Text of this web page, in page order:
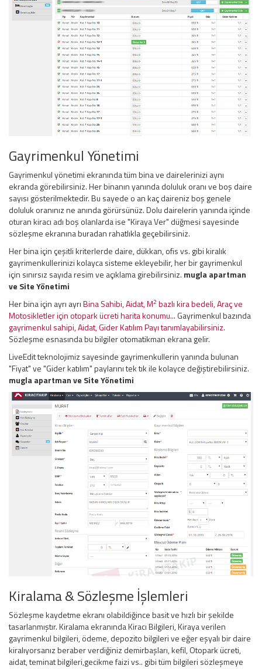
Gayrimenkul Yönetimi
Gayrimenkul yönetimi ekranında tüm bina ve dairelerinizi aynı
ekranda görebilirsiniz. Her binanın yanında doluluk oranı ve boş daire
sayısı gösterilmektedir. Bu sayede o an kaç daireniz boş genele
doluluk oranınız ne anında görürsünüz. Dolu dairelerin yanında içinde
oturan kiracı adı boş olanlarda ise "Kiraya Ver" düğmesi sayesinde
sözleşme ekranına buradan rahatlıkla geçebilirsiniz.
Her bina için çeşitli kriterlerde daire, dükkan, ofis vs. gibi kiralık
gayrimenkullerinizi kolayca sisteme ekleyebilir, her bir gayrimenkul
için sınırsız sayıda resim ve açıklama girebilirsiniz. mugla apartman
ve Site Yönetimi
Her bina için ayrı ayrıBina Sahibi, Aidat, M2 bazlı kira bedeli, Araç ve
Motosikletler için otopark ücreti harita konumu... Gayrimenkul bazında
gayrimenkul sahipi, Aidat, Gider Katılım Payı tanımlayabilirsiniz.
Sözleşme esnasında bu bilgiler otomatikman ekrana gelir.
LiveEdit teknolojimiz sayesinde gayrimenkullerin yanında bulunan
"Fiyat" ve "Gider katılım" paylarını tek tık ile kolayce değiştirebilirsiniz.
mugla apartman ve Site Yönetimi
Kiralama & Sözleşme İşlemleri
Sözleşme kaydetme ekranı olabildiğince basit ve hızlı bir şekilde
tasarlanmıştır. Kiralama ekranında Kiracı Bilgileri, Kiraya verilen
gayrimenkul bilgileri, ödeme, depozito bilgileri ve eğer eşyalı bir daire
kiralıyorsanız beraber verdiğiniz demirbaşları, kefil, Otopark ücreti,
aidat, teminat bilgileri,gecikme faizi vs.. gibi tüm bilgileri sözleşmeye